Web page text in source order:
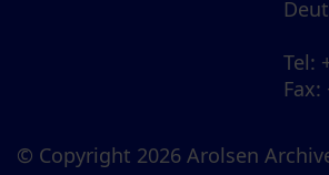
Tel:
Fax:
© Copyright 2026 Arolsen